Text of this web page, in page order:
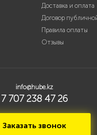
Доставка и оплата
Договор
Правила оплаты
Отзывы
info@hube.kz
7 707 238 47 26
Заказать звонок